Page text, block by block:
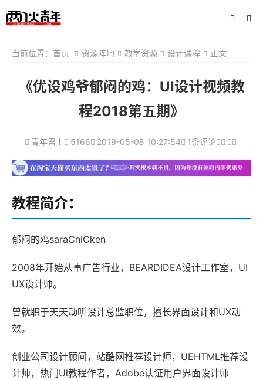
当前位置： 首页 资源阵地 教学资源 设计课程 正文
《优设鸡爷郁闷的鸡：UI设计视频教
程2018第五期》
青年君上 5166 2019-05-08 10:27:54 1条评论
教程简介：
郁闷的鸡saraCniCken
2008年开始从事广告行业，BEARDIDEA设计工作室，UI
UX设计师。
曾就职于天天动听设计总监职位，擅长界面设计和UX动
效。
创业公司设计顾问，站酷网推荐设计师，UEHTML推荐设
计师，热门Ul教程作者，Adobe认证用户界面设计师